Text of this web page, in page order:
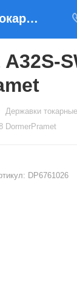
Державки токарные Державка A32S-SWLCL 08 DormerPramet — купить по выгодным ценам в Москве
Державки токарные
DormerPramet
DP6761026